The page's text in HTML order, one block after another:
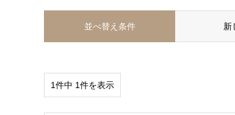
並べ替え条件 新
1件中 1件を表示